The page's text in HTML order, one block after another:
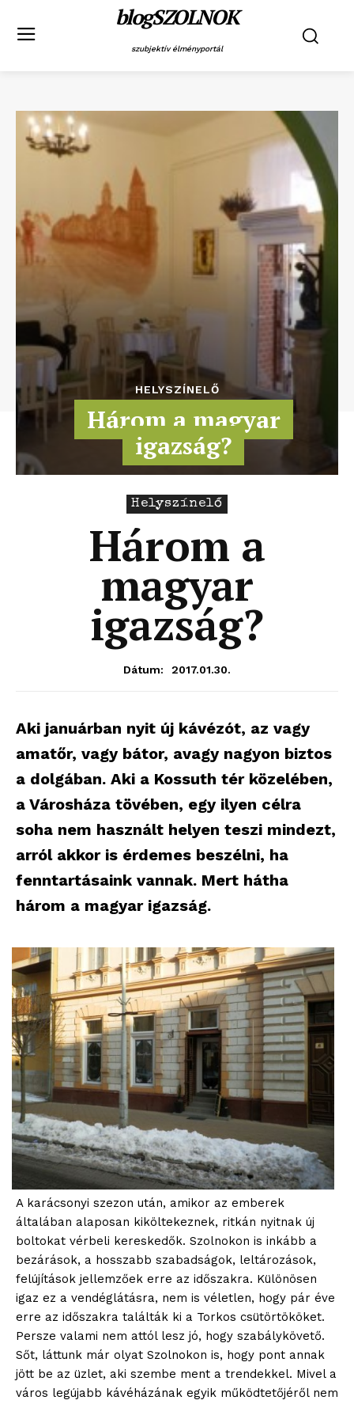
blogSZOLNOK
szubjektív élményportál
HELYSZÍNELŐ
Három a magyar
igazság?
Helyszínelő
Három a
magyar
igazság?
Dátum: 2017.01.30.
Aki januárban nyit új kávézót, az vagy
amatőr, vagy bátor, avagy nagyon biztos
a dolgában. Aki a Kossuth tér közelében,
a Városháza tövében, egy ilyen célra
soha nem használt helyen teszi mindezt,
arról akkor is érdemes beszélni, ha
fenntartásaink vannak. Mert hátha
három a magyar igazság.
A karácsonyi szezon után, amikor az emberek
általában alaposan kiköltekeznek, ritkán nyitnak új
boltokat vérbeli kereskedők. Szolnokon is inkább a
bezárások, a hosszabb szabadságok, leltározások,
felújítások jellemzőek erre az időszakra. Különösen
igaz ez a vendéglátásra, nem is véletlen, hogy pár éve
erre az időszakra találták ki a Torkos csütörtököket.
Persze valami nem attól lesz jó, hogy szabálykövető.
Sőt, láttunk már olyat Szolnokon is, hogy pont annak
jött be az üzlet, aki szembe ment a trendekkel. Mivel a
város legújabb kávéházának egyik működtetőjéről nem